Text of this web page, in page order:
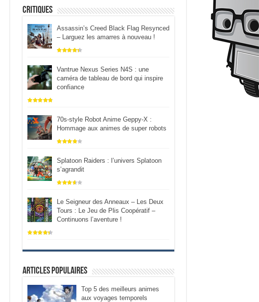
Critiques
Assassin’s Creed Black Flag Resynced
– Larguez les amarres à nouveau !
Vantrue Nexus Series N4S : une
caméra de tableau de bord qui inspire
confiance
70s-style Robot Anime Geppy-X :
Hommage aux animes de super robots
Splatoon Raiders : l’univers Splatoon
s’agrandit
Le Seigneur des Anneaux – Les Deux
Tours : Le Jeu de Plis Coopératif –
Continuons l’aventure !
Articles populaires
Top 5 des meilleurs animes
aux voyages temporels